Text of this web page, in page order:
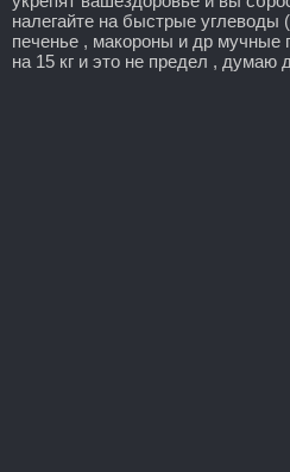
налегайте на быстрые углеводы
печенье , макороны и др мучные
на 15 кг и это не предел , думаю